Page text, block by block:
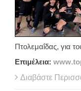
Πτολεμαΐδας, για
Επιμέλεια: www.
Διαβάστε